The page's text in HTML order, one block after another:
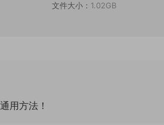
文件大小： 1.02GB
用方法！